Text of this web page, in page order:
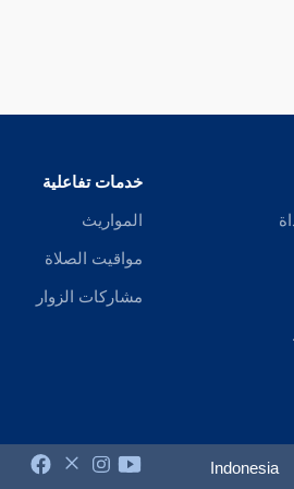
خدمات تفاعلية
المواريث
مواقيت الصلاة
مشاركات الزوار
Indonesia